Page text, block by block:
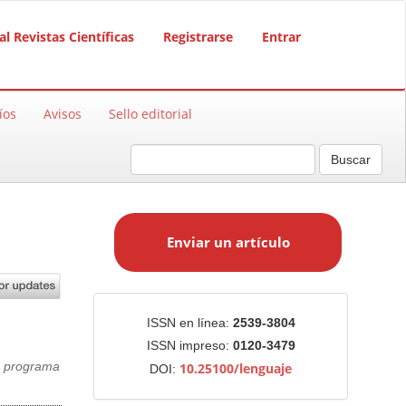
Revistas Científicas Registrarse Entrar
Avisos Sello editorial
Buscar
programa
a
r
Enviar un artículo
ISSN en línea: 2539-3804
ISSN impreso: 0120-3479
DOI: 10.25100/lenguaje